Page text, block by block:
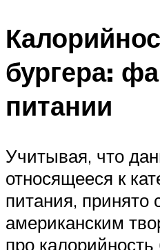
бургера:
питании
Учитывая, что
относящееся к
питания, принято
американским
про